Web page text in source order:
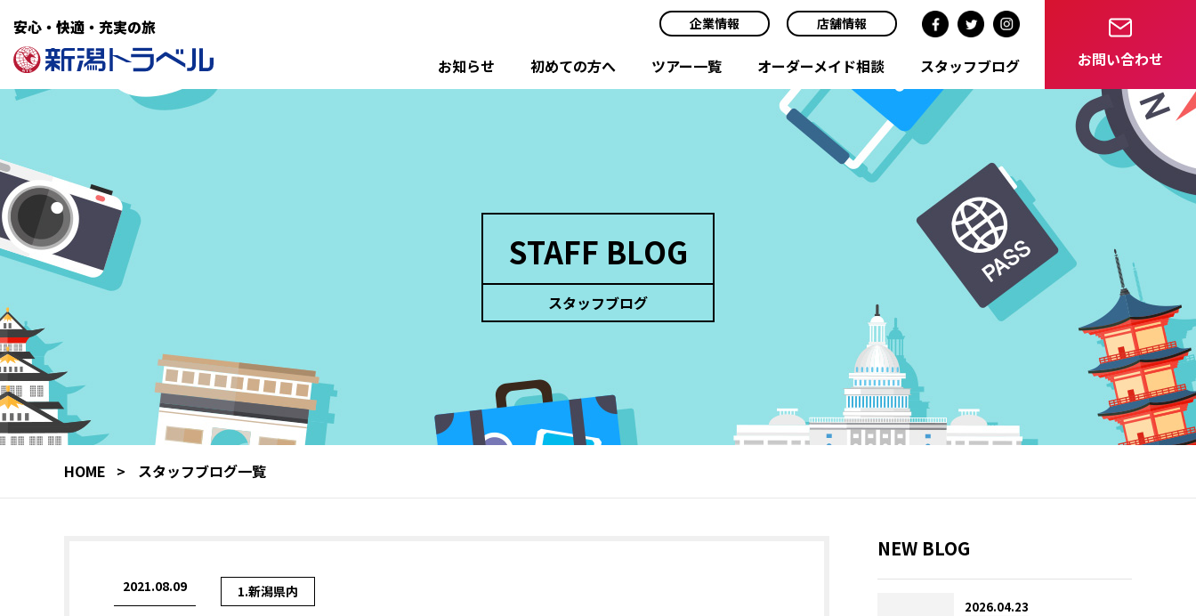
安心・快適・充実の旅 企業情報 店舗情報
お知らせ 初めての方へ ツアー一覧 オーダーメイド相談 スタッフブログ お問い合わせ
STAFF BLOG
スタッフブログ
HOME スタッフブログ一覧
2021.08.09 1.新潟県内
NEW BLOG
2026.04.23